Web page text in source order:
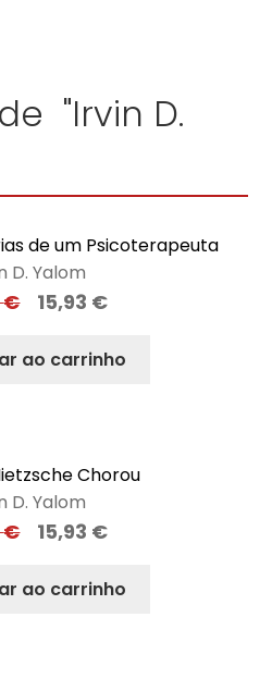
"Irvin D.
de um Psicoterapeuta
D. Yalom
€ 15,93 €
ao carrinho
Chorou
D. Yalom
€ 15,93 €
ao carrinho